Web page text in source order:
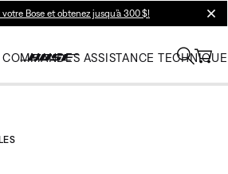
votre Bose et obtenez jusqu’à 300 $!
COMMANDES ASSISTANCE TECHNIQUE